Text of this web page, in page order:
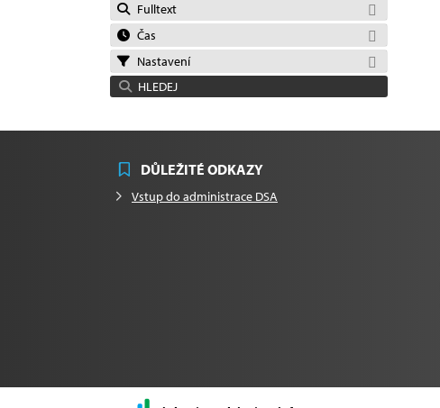
Fulltext
Čas
Nastavení
HLEDEJ
DŮLEŽITÉ ODKAZY
Vstup do administrace DSA